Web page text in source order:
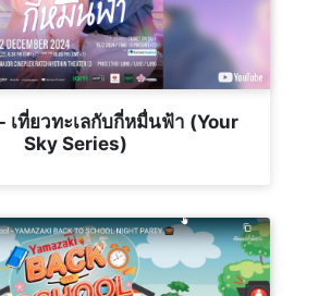
เที่ยวทะเลกับกี่หมื่นฟ้า (Your
Sky Series)